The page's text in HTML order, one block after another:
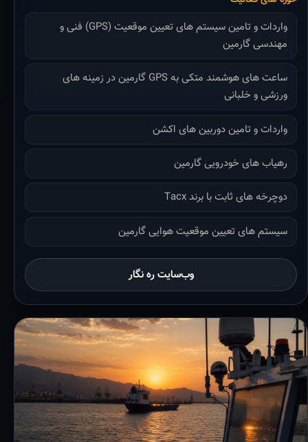
واردات و تامین سیستم های تعیین موقعیت (GPS) فنی و
مهندسی گارمین
ساعت های هوشمند متکی به GPS گارمین در زمینه های
ورزشی و خلبانی
واردات و تامین دوربین های اکشن
رهیاب های خودرویی گارمین
دوچرخه های ثابت با برند Tacx
سیستم های تعیین موقعیت هوایی گارمین
وب‌سایت ره نگار